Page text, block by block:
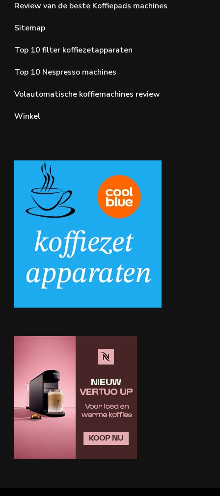
Review van de beste Koffiepads machines
Sitemap
Top 10 filter koffiezetapparaten
Top 10 Nespresso machines
Volautomatische koffiemachines review
Winkel